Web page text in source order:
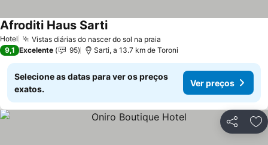
Hotel Vistas diárias do nascer do sol na praia
Afroditi Haus Sarti
9,1 Excelente 95 Sarti, a 13.7 km de Toroni
Selecione as datas para ver os preços
exatos.
Ver preços
Partilhar